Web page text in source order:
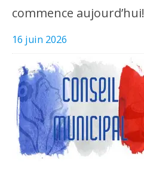
commence aujourd’hui!
16 juin 2026